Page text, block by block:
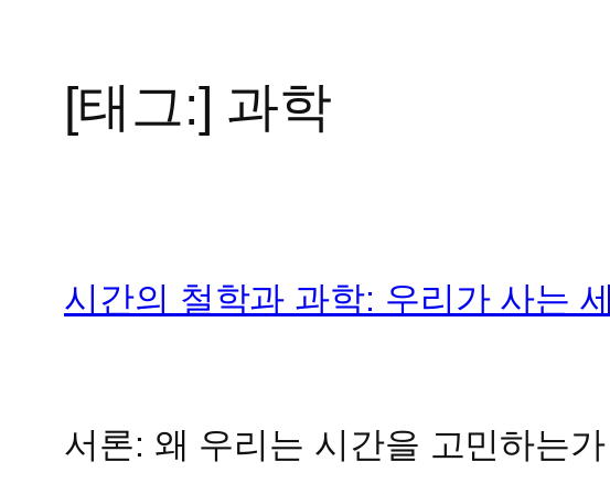
[태그:] 과학
시간의 철학과 과학: 우리가 사는
서론: 왜 우리는 시간을 고민하는가